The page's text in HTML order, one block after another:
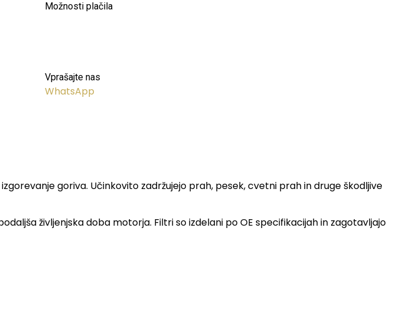
Možnosti plačila
Vprašajte nas
WhatsApp
goriva. Učinkovito zadržujejo prah, pesek, cvetni prah in druge škodljive
življenjska doba motorja. Filtri so izdelani po OE specifikacijah in zagotavljajo